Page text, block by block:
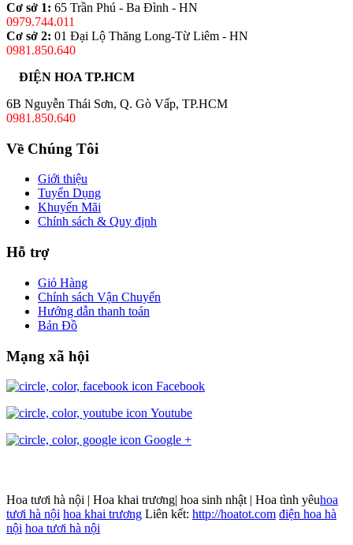
Cơ sở 1: 65 Trần Phú - Ba Đình - HN
0979.744.011
Cơ sở 2: 01 Đại Lộ Thăng Long-Từ Liêm - HN
0981.850.640
ĐIỆN HOA TP.HCM
6B Nguyễn Thái Sơn, Q. Gò Vấp, TP.HCM
0981.850.640
Về Chúng Tôi
Giới thiệu
Tuyển Dụng
Khuyến Mãi
Chính sách & Quy định
Hỗ trợ
Giỏ Hàng
Chính sách Vận Chuyển
Hướng dẫn thanh toán
Bản Đồ
Mạng xã hội
Facebook
Youtube
Google +
Hoa tươi hà nội | Hoa khai trương| hoa sinh nhật | Hoa tình yêuhoa
tươi hà nội hoa khai trương Liên kết: http://hoatot.com điện hoa hà
nội hoa tươi hà nội